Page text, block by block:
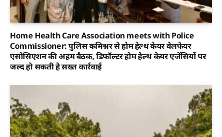
Home Health Care Association meets with Police
Commissioner: पुलिस कमिश्नर से होम हेल्थ केयर वेलफेयर
एसोसिएशन की अहम बैठक, डिफॉल्टर होम हेल्थ केयर एजेंसियों पर
जल्द हो सकती है सख्त कार्रवाई